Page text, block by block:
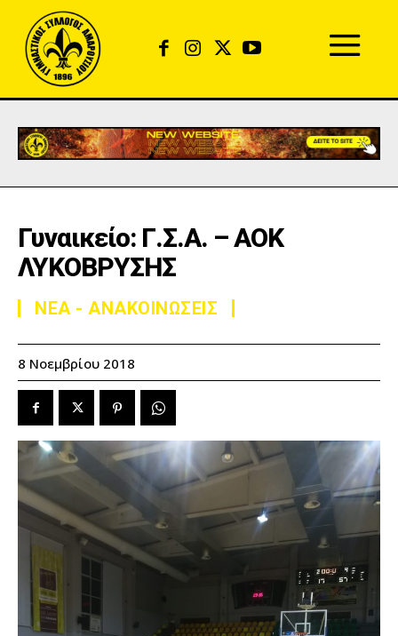
Γυναικείο: Γ.Σ.Α. – ΑΟΚ
ΛΥΚΟΒΡΥΣΗΣ
ΝΕΑ - ΑΝΑΚΟΙΝΩΣΕΙΣ
8 Νοεμβρίου 2018